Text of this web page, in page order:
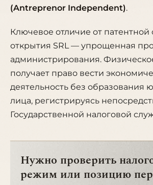
(Antreprenor Independent).
Ключевое отличие от
открытия SRL — упрощенная
администрирования.
получает право вести
деятельность без образования
лица, регистрируясь
Государственной налоговой
Нужно проверить
режим или позицию